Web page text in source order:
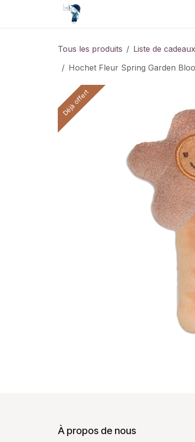
Se rendre au contenu
Tous les produits
Liste de
Hochet Fleur Spring Garden
Déjà offert
À propos de nous